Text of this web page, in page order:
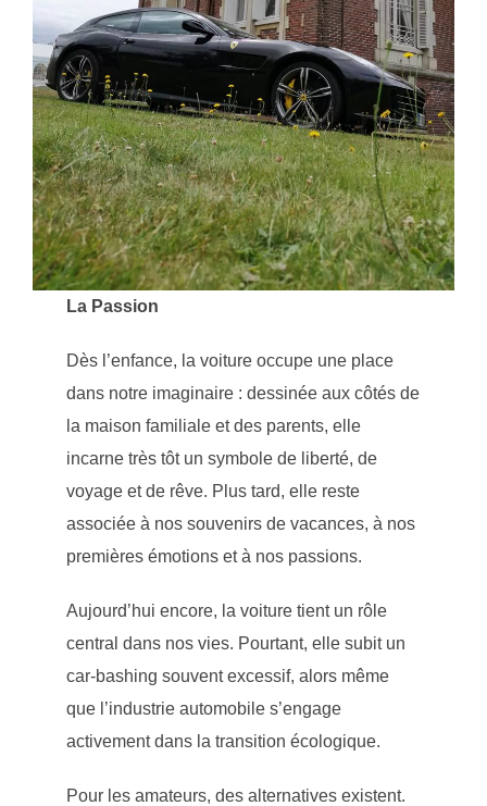
La Passion
Dès l’enfance, la voiture occupe une place
dans notre imaginaire : dessinée aux côtés de
la maison familiale et des parents, elle
incarne très tôt un symbole de liberté, de
voyage et de rêve. Plus tard, elle reste
associée à nos souvenirs de vacances, à nos
premières émotions et à nos passions.
Aujourd’hui encore, la voiture tient un rôle
central dans nos vies. Pourtant, elle subit un
car-bashing souvent excessif, alors même
que l’industrie automobile s’engage
activement dans la transition écologique.
Pour les amateurs, des alternatives existent.